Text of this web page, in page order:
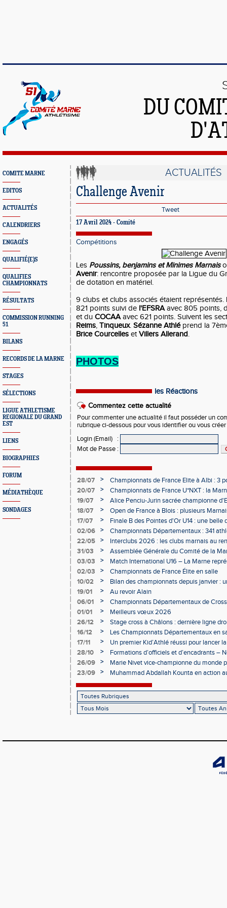
DU
COMITE MARNE
EDITOS
ACTUALITÉS
CALENDRIERS
ENGAGÉS
QUALIFIÉ(E)S
QUALIFIES
CHAMPIONNATS
RÉSULTATS
COMMISSION RUNNING
51
BILANS
RECORDS DE LA MARNE
STAGES
SÉLECTIONS
LIGUE ATHLETISME
REGIONALE DU GRAND
EST
LIENS
BIOGRAPHIES
FORUM
MÉDIATHÈQUE
SONDAGES
ACTUALITÉS
Challenge Avenir
Tweet
17 Avril 2024 - Comité
Compétitions
Les Poussins, benjamins et Minimes Marnais
Avenir: rencontre proposée par la Ligue du
de dotation en matériel.
9 clubs et clubs associés étaient représentés.
821 points suivi de l'EFSRAavec 805 points,
et du COCAAavec 621 points. Suivent les
Reims, Tinqueux. Sézanne Athléprend la
Brice Courcelles etVillers Allerand.
PHOTOS
les Réactions
Commentez cette actualité
Pour commenter une actualité il faut posséder un
rubrique ci-dessous pour vous identifier ou vous
Login (Email)
:
Mot de Passe :
28/07 >
Championnats de France Elite à Albi : 3
20/07
>
Championnats de France U*NXT : la
Charléty
19/07 >
Alice Penciu-Jurin sacrée championne
18/07
>
Open de France à Blois : plusieurs
17/07
>
Finale B des Pointes d'Or U14 : une
Obernai
02/06 >
Championnats Départementaux : 341
Champagne
22/05 >
Interclubs 2026 : les clubs marnais au
31/03
>
Assemblée Générale du Comité de la
Épernay
03/03 >
Match International U16 – La Marne
02/03
>
Championnats de France Élite en salle
10/02
>
Bilan des championnats depuis janvier :
bien lancée
19/01 >
Au revoir Alain
06/01
>
Championnats Départementaux de
01/01
>
Meilleurs vœux 2026
26/12
>
Stage cross à Châlons : dernière ligne
Départementaux
16/12 >
Les Championnats Départementaux en
hivernale
17/11 >
Un premier Kid’Athlé réussi pour lancer
28/10
>
Formations d’officiels et d’encadrants –
26/09
>
Marie Nivet vice-championne du monde
23/09
> Muhammad Abdallah Kounta en action